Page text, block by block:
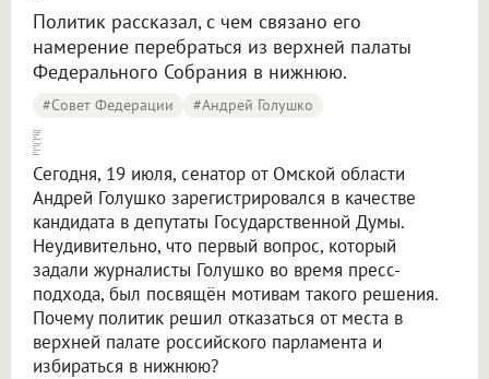
Политик рассказал, с чем связано его
намерение перебраться из верхней палаты
Федерального Собрания в нижнюю.
#совет Федерации #Андрей Голушко
Сегодня, 19 июля, сенатор от Омской области
Андрей Голушко зарегистрировался в качестве
кандидата в депутаты Государственной Думы.
Неудивительно, что первый вопрос, который
задали журналисты Голушко во время пресс-
подхода, был посвящён мотивам такого решения.
Почему политик решил отказаться от места в
верхней палате российского парламента и
избираться в нижнюю?